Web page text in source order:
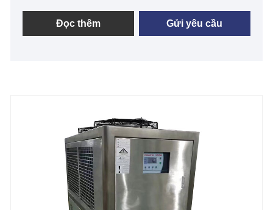
không khí, máy làm lạnh nước, máy làm lạnh công
nghiệp, máy làm lạnh dầu và hệ thống làm lạnh tùy
từ 30 tấn đến 100 tấn, sử dụng máy nén trục vít
Hanbell/Bitzer, thiết bị bay hơi vỏ và ống, với nhiệt
độ PLC. Tất cả các máy làm lạnh tùy chỉnh của
chúng tôi đều là với chứng nhận CE và bảo hành 12
tháng, mọi sự cố do lỗi của chính máy làm lạnh, dịch
vụ được cung cấp cho đến khi xảy ra sự cố trong
Đọc thêm Gửi yêu cầu